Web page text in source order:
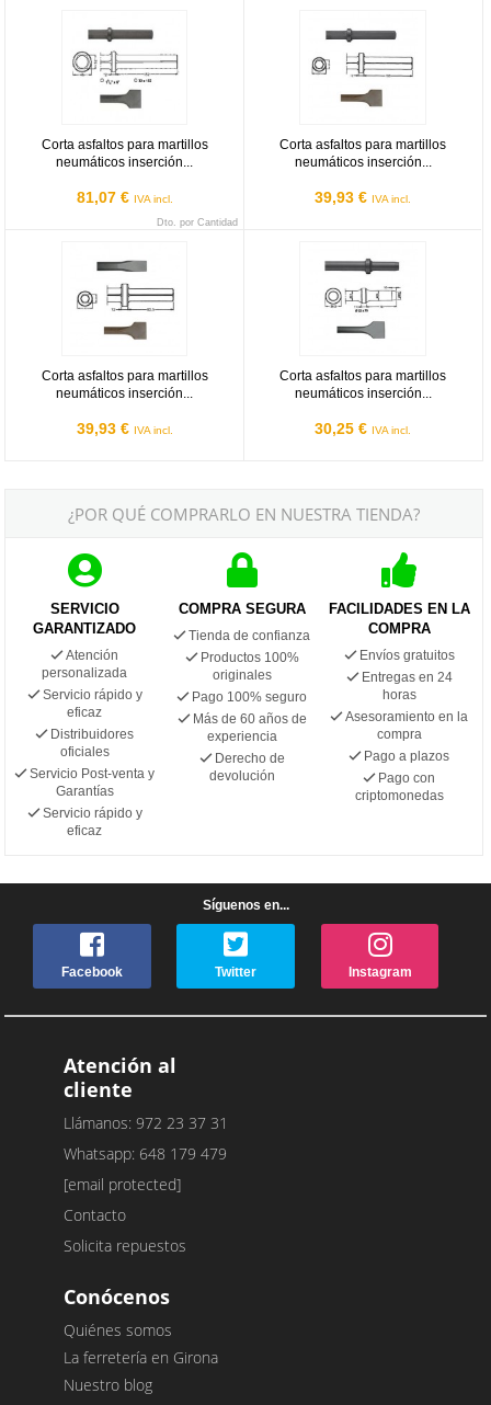
Corta asfaltos para martillos
neumáticos inserción...
81,07 € IVA incl.
Dto. por Cantidad
Corta asfaltos para martillos
neumáticos inserción...
39,93 € IVA incl.
Corta asfaltos para martillos
neumáticos inserción...
39,93 € IVA incl.
Corta asfaltos para martillos
neumáticos inserción...
30,25 € IVA incl.
¿POR QUÉ COMPRARLO EN NUESTRA TIENDA?
SERVICIO
GARANTIZADO
Atención
personalizada
Servicio rápido y
eficaz
Distribuidores
oficiales
Servicio Post-venta y
Garantías
Servicio rápido y
eficaz
COMPRA SEGURA
Tienda de confianza
Productos 100%
originales
Pago 100% seguro
Más de 60 años de
experiencia
Derecho de
devolución
FACILIDADES EN LA
COMPRA
Envíos gratuitos
Entregas en 24
horas
Asesoramiento en la
compra
Pago a plazos
Pago con
criptomonedas
Síguenos en...
Facebook Twitter Instagram
Atención al
cliente
Llámanos: 972 23 37 31
Whatsapp: 648 179 479
[email protected]
Contacto
Solicita repuestos
Conócenos
Quiénes somos
La ferretería en Girona
Nuestro blog